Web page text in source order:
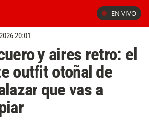
EN VIVO
20:01
y aires retro: el
outfit otoñal de
que vas a